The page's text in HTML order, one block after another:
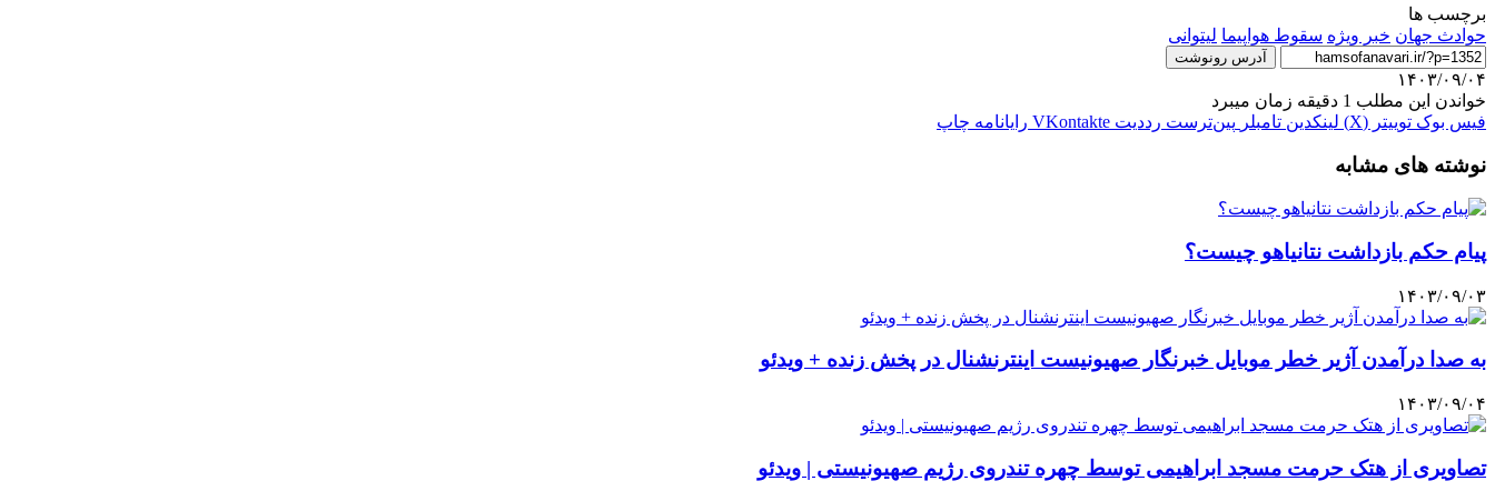
برچسب ها
حوادث جهان خبر ویژه سقوط هواپیما لیتوانی
آدرس رونوشت
۱۴۰۳/۰۹/۰۴
خواندن این مطلب 1 دقیقه زمان میبرد
فیس بوک توییتر (X) لینکدین ‫تامبلر ‫پین‌ترست ‫رددیت ‫VKontakte رایانامه چاپ
نوشته های مشابه
پیام حکم بازداشت نتانیاهو چیست؟
۱۴۰۳/۰۹/۰۳
به صدا درآمدن آژیر خطر موبایل خبرنگار صهیونیست اینترنشنال در پخش زنده + ویدئو
۱۴۰۳/۰۹/۰۴
تصاویری از هتک حرمت مسجد ابراهیمی توسط چهره تندروی رژیم صهیونیستی | ویدئو